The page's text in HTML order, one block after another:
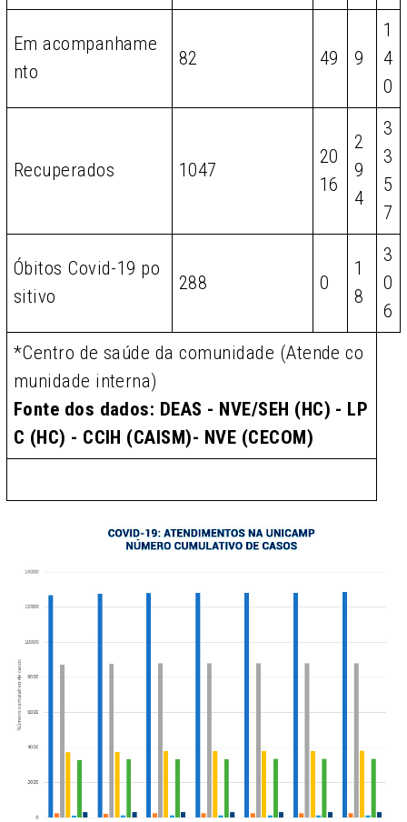
Em acompanhame
nto
82 49 9
1
4
0
Recuperados 1047
20
16
2
9
4
3
3
5
7
Óbitos Covid-19 po
sitivo
288 0
1
8
3
0
6
*Centro de saúde da comunidade (Atende co
munidade interna)
Fonte dos dados: DEAS - NVE/SEH (HC) - LP
C (HC) - CCIH (CAISM)- NVE (CECOM)